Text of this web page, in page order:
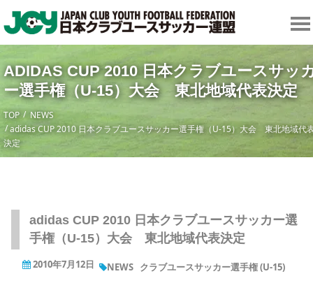
ADIDAS CUP 2010 日本クラブユースサッ
ー選手権（U-15）大会 東北地域代表決定
TOP
NEWS
adidas CUP 2010 日本クラブユースサッカー選手権（U-15）大会 東北地域代
決定
adidas CUP 2010 日本クラブユースサッカー選
手権（U-15）大会 東北地域代表決定
2010年7月12日 NEWS クラブユースサッカー選手権 (U-15)